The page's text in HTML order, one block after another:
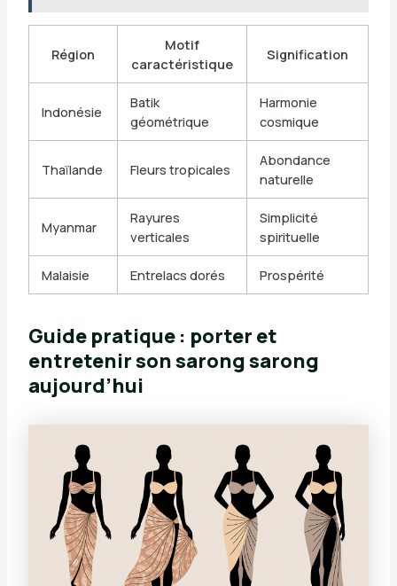
Région
Motif
caractéristique
Signification
Indonésie
Batik
géométrique
Harmonie
cosmique
Thaïlande Fleurs tropicales
Abondance
naturelle
Myanmar
Rayures
verticales
Simplicité
spirituelle
Malaisie Entrelacs dorés Prospérité
Guide pratique : porter et
entretenir son sarong sarong
aujourd’hui